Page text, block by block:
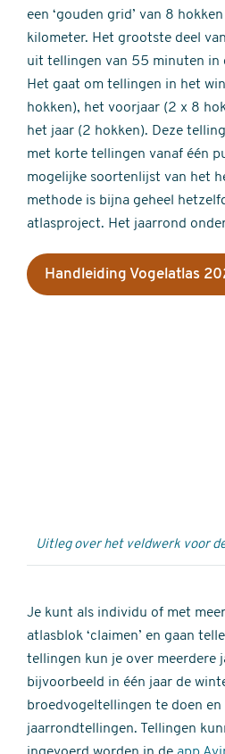
een ‘gouden grid’ van 8
kilometer. Het grootste deel
uit tellingen van 55 minuten in
Het gaat om tellingen in het
hokken), het voorjaar (2 x 8
het jaar (2 hokken). Deze
met korte tellingen vanaf één
mogelijke soortenlijst van het
methode is bijna geheel
atlasproject. Het jaarrond
Handleiding Vogelatlas
Uitleg over het veldwerk voor
Je kunt als individu of met
atlasblok ‘claimen’ en gaan
tellingen kun je over meerdere
bijvoorbeeld in één jaar de
broedvogeltellingen te doen
jaarrondtellingen. Tellingen